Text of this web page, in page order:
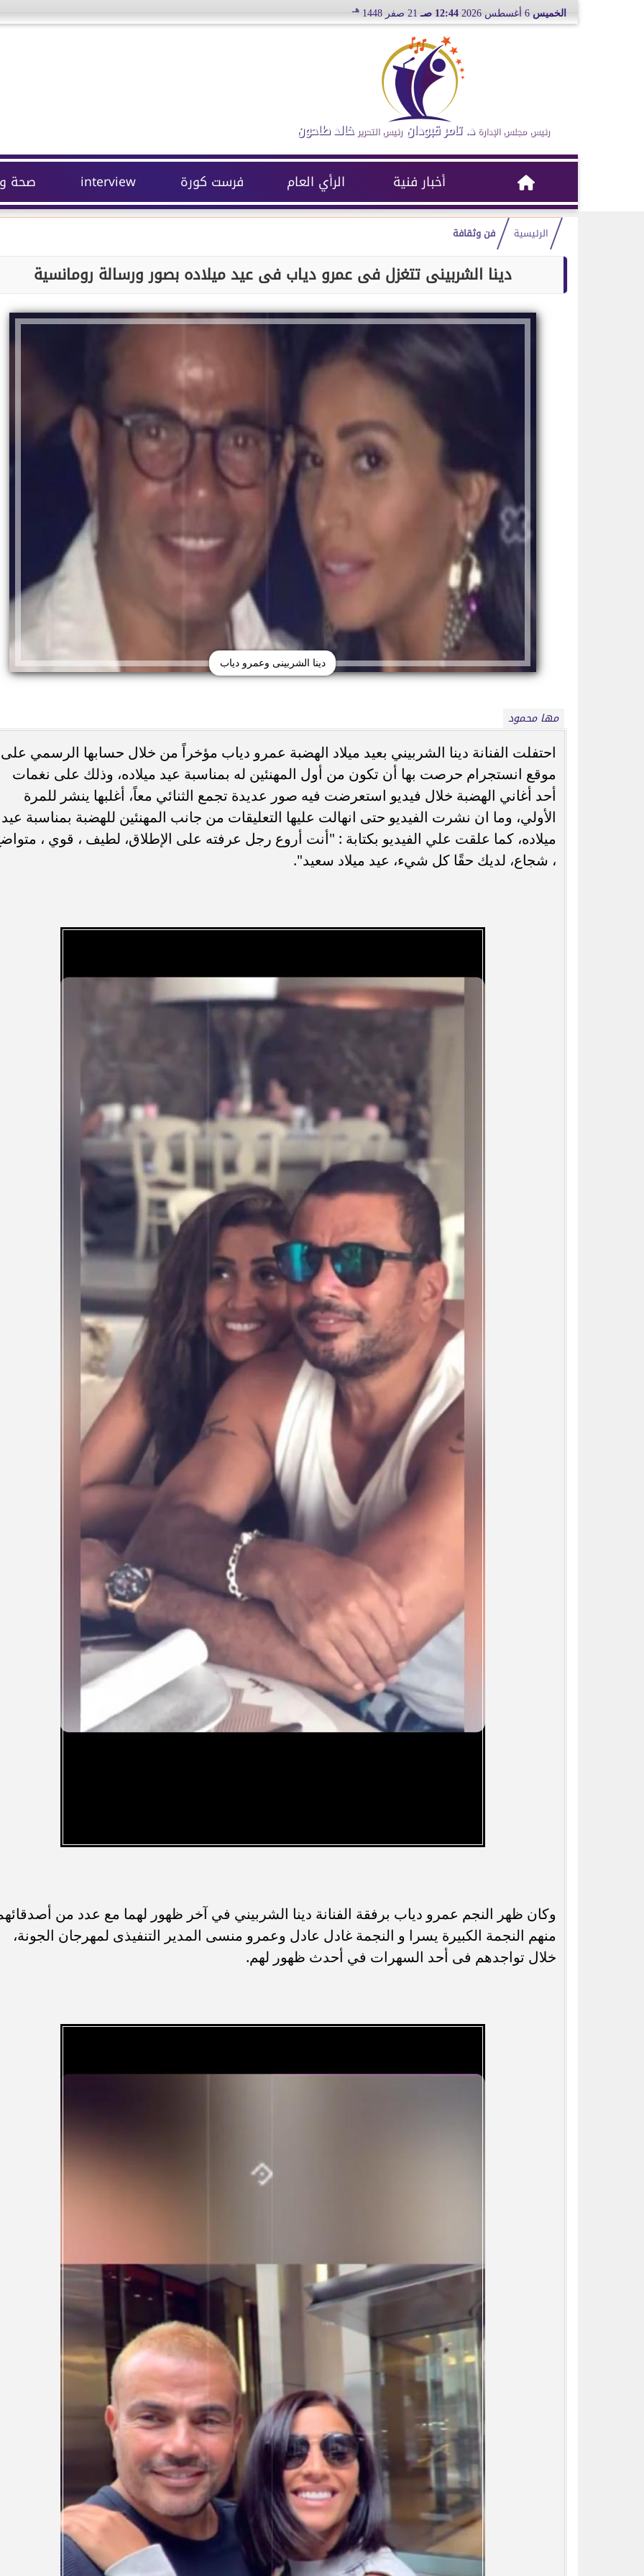
الخميس 12:44 صـ 21 صفر 1448 هـ
رئيس مجلس الإدارة د. تامر قبودان رئيس التحرير خالد طاحون
أخبار فنية الرأي العام فرست كورة interview صحة
الرئيسية فن وثقافة
دينا الشربينى تتغزل فى عمرو دياب فى عيد ميلاده بصور ورسالة رومانسية
دينا الشربينى وعمرو دياب
مها محمود
احتفلت الفنانة دينا الشربيني بعيد ميلاد الهضبة عمرو دياب مؤخراً من خلال حسابها الرسمي على
موقع انستجرام حرصت بها أن تكون من أول المهنئين له بمناسبة عيد ميلاده، وذلك على نغمات
أحد أغاني الهضبة خلال فيديو استعرضت فيه صور عديدة تجمع الثنائي معاً، أغلبها ينشر للمرة
الأولي، وما ان نشرت الفيديو حتى انهالت عليها التعليقات من جانب المهنئين للهضبة بمناسبة عيد
ميلاده، كما علقت علي الفيديو بكتابة : "أنت أروع رجل عرفته على الإطلاق، لطيف ، قوي ،
، شجاع، لديك حقًا كل شيء، عيد ميلاد سعيد".
وكان ظهر النجم عمرو دياب برفقة الفنانة دينا الشربيني في آخر ظهور لهما مع عدد من
منهم النجمة الكبيرة يسرا و النجمة غادل عادل وعمرو منسى المدير التنفيذى لمهرجان الجونة،
خلال تواجدهم فى أحد السهرات في أحدث ظهور لهم.
شاكيرا تعيد أشهر صورها من 1997.. لقطة
قديمة تعود بالتزامن مع الحديث...
لطيفة تطرح «أنا بعجبني».. ثاني أغنيات ألبوم
«شبهي بالمللي» وتفاصيل الـ13 أغنية
أوكا يكشف سر أسلوبه في كتابة
بتكلم مش بغني»